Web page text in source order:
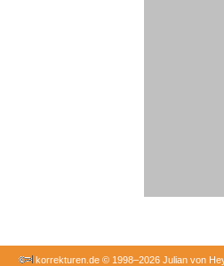
korrekturen.de © 1998–2026 Julian von